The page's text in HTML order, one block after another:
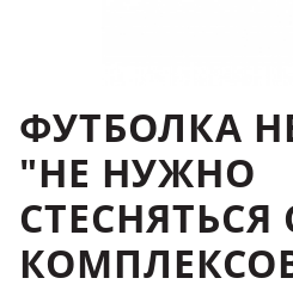
ФУТБОЛКА
"НЕ НУЖНО